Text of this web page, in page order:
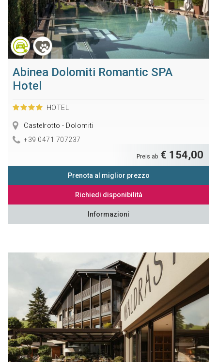
Abinea Dolomiti Romantic SPA
Hotel
HOTEL
Castelrotto - Dolomiti
+39 0471 707237
Preis ab € 154,00
Prenota al miglior prezzo
Richiedi disponibilità
Informazioni